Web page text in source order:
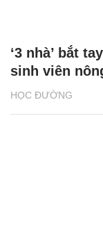
HỌC ĐƯỜNG
‘3 nhà’ bắt
sinh viên